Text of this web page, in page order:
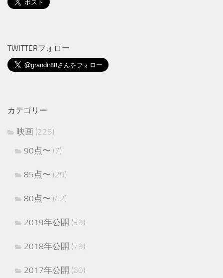
TWITTERフォロー
カテゴリー
映画 (225)
90点〜 (7)
85点〜 (29)
80点〜 (42)
2019年公開 (39)
2018年公開 (79)
2017年公開 (60)